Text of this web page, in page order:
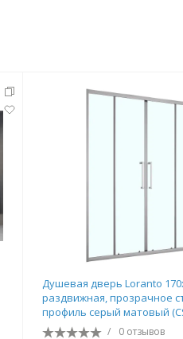
Душевая дверь Loranto
раздвижная, прозрачное
профиль серый матовый
170)
/ 0 отзывов